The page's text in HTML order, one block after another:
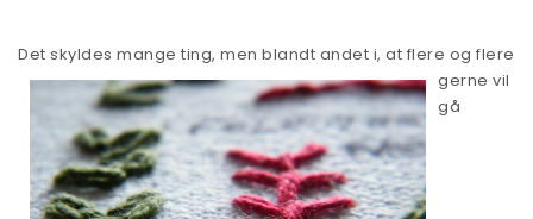
Det skyldes mange ting, men blandt andet i, at flere og flere
gerne vil
gå